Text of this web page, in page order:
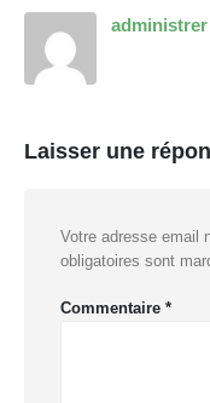
administrer
Laisser une
Votre adresse email
obligatoires sont
Commentaire *